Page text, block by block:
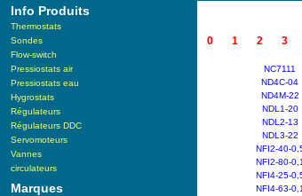
Info Produits
Thermostats
Sondes
Flow-switch
Pressiostats air
Pressiostats eau
Hygrostats
Régulateurs
Régulateurs DDC
Servomoteurs
Vannes
circulateurs
Marques
0 1 2 3
NC7111
ND4C-04
ND4M-22
NDL1-20
NDL2-13
NDL3-22
NFI2-40-
NFI2-80-0,1
NFI4-25-
NFI4-63-0,1